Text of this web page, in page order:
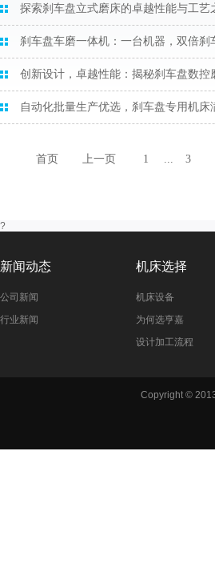
探索刹车盘立式磨床的卓越性能与工艺
刹车盘车磨一体机：一台机器，双倍刹
创新设计，卓越性能：揭秘刹车盘数控
自动化批量生产优选，刹车盘专用机床
首页 上一页 1 ... 3
?
新闻动态
公司新闻
行业新闻
机床选择
机床设备
为何选亨嘉
设计加工流程
Copyright ©